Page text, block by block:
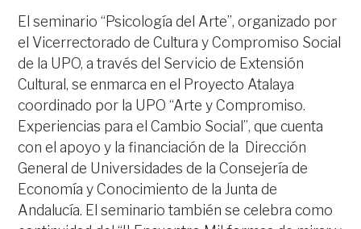
El seminario “Psicología del Arte”, organizado por
el Vicerrectorado de Cultura y Compromiso Social
de la UPO, a través del Servicio de Extensión
Cultural, se enmarca en el Proyecto Atalaya
coordinado por la UPO “Arte y Compromiso.
Experiencias para el Cambio Social”, que cuenta
con el apoyo y la financiación de la Dirección
General de Universidades de la Consejería de
Economía y Conocimiento de la Junta de
Andalucía. El seminario también se celebra como